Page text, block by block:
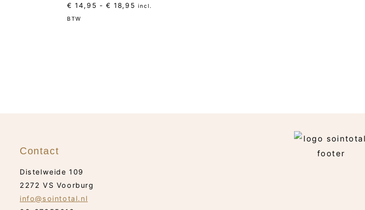
€ 14,95 - € 18,95 Prijsklasse:
incl.
BTW
Contact
Distelweide 109
2272 VS Voorburg
info@sointotal.nl